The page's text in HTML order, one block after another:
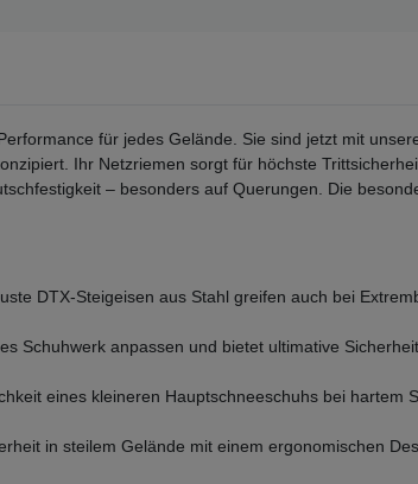
für jedes Gelände. Sie sind jetzt mit
Ihr Netzriemen sorgt für höchste
– besonders auf Querungen. Die
DTX-Steigeisen aus Stahl greifen auch bei
Schuhwerk anpassen und bietet ultimative
eines kleineren Hauptschneeschuhs bei hartem
in steilem Gelände mit einem ergonomischen